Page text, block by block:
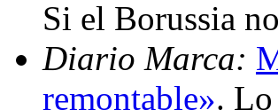
Si el Borussia
Diario Marca:
remontable».